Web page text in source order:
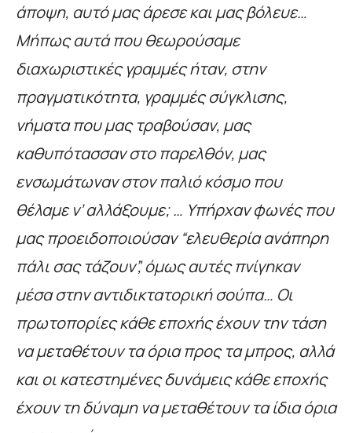
άποψη, αυτό μας άρεσε και μας βόλευε…
Μήπως αυτά που θεωρούσαμε
διαχωριστικές γραμμές ήταν, στην
πραγματικότητα, γραμμές σύγκλισης,
νήματα που μας τραβούσαν, μας
καθυπότασσαν στο παρελθόν, μας
ενσωμάτωναν στον παλιό κόσμο που
θέλαμε ν’ αλλάξουμε; … Υπήρχαν φωνές που
μας προειδοποιούσαν “ελευθερία ανάπηρη
πάλι σας τάζουν”, όμως αυτές πνίγηκαν
μέσα στην αντιδικτατορική σούπα… Οι
πρωτοπορίες κάθε εποχής έχουν την τάση
να μεταθέτουν τα όρια προς τα μπρος, αλλά
και οι κατεστημένες δυνάμεις κάθε εποχής
έχουν τη δύναμη να μεταθέτουν τα ίδια όρια